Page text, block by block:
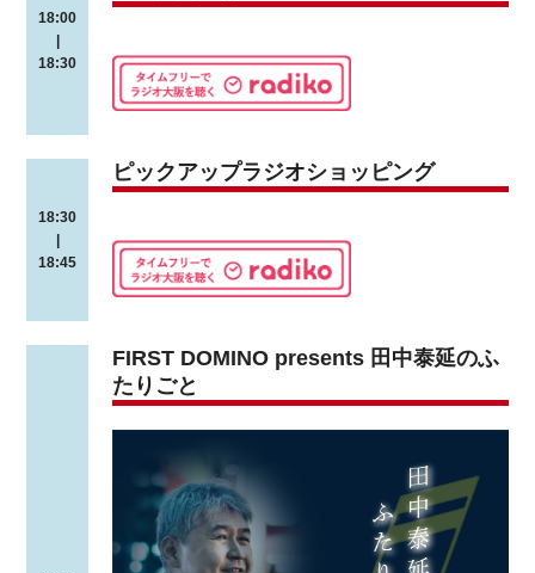
18:00
|
18:30
18:30
|
18:45
ピックアップラジオショッピング
FIRST DOMINO presents 田中泰延のふ
たりごと